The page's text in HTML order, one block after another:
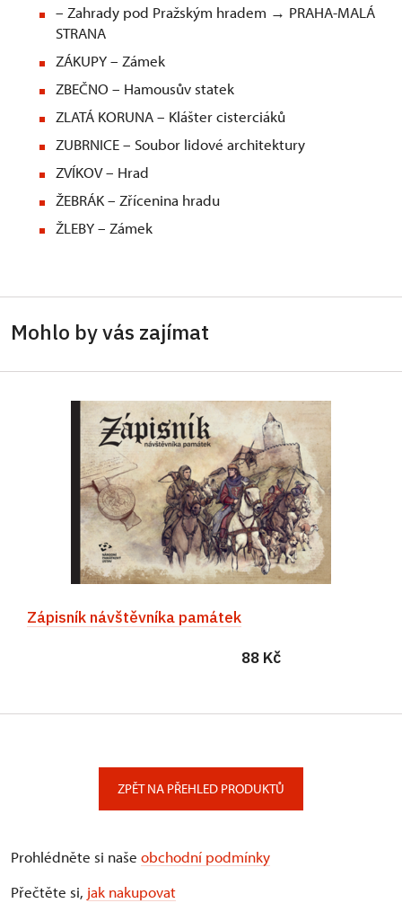
– Zahrady pod Pražským hradem → PRAHA-MALÁ
STRANA
ZÁKUPY – Zámek
ZBEČNO – Hamousův statek
ZLATÁ KORUNA – Klášter cisterciáků
ZUBRNICE – Soubor lidové architektury
ZVÍKOV – Hrad
ŽEBRÁK – Zřícenina hradu
ŽLEBY – Zámek
Mohlo by vás zajímat
Zápisník návštěvníka památek
88 Kč
ZPĚT NA PŘEHLED PRODUKTŮ
Prohlédněte si naše obchodní podmínky
Přečtěte si, jak nakupovat